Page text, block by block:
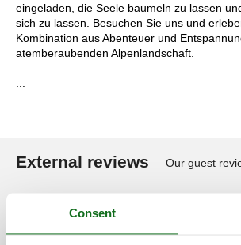
eingeladen, die Seele baumeln zu lassen
sich zu lassen. Besuchen Sie uns und
Kombination aus Abenteuer und
atemberaubenden Alpenlandschaft.
External reviews Our guest
4,9
Consent